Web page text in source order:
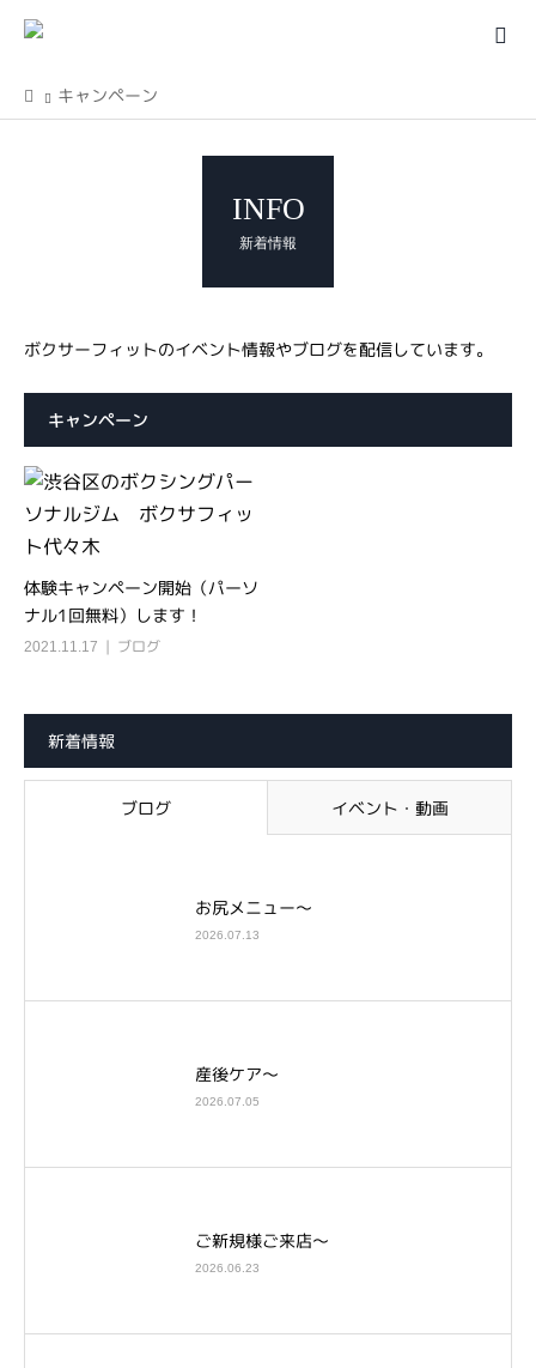
キャンペーン
INFO
新着情報
ボクサーフィットのイベント情報やブログを配信しています。
キャンペーン
体験キャンペーン開始（パーソ
ナル1回無料）します！
2021.11.17 ブログ
新着情報
ブログ イベント・動画
お尻メニュー～
2026.07.13
産後ケア～
2026.07.05
ご新規様ご来店～
2026.06.23